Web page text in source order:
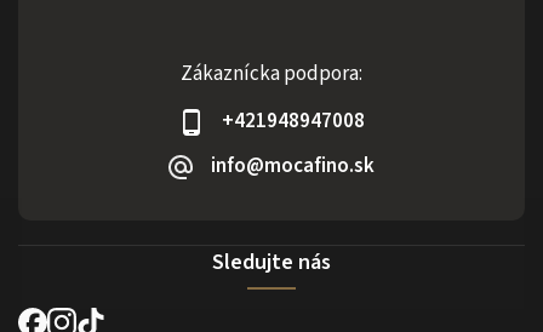
Zákaznícka podpora:
+421948947008
info@mocafino.sk
Sledujte nás